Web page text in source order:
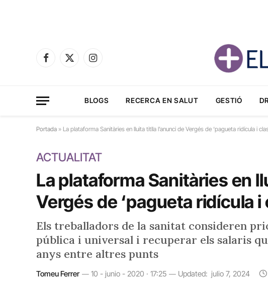
Facebook
X
Instagram
BLOGS RECERCA EN SALUT GESTIÓ
Portada » La plataforma Sanitàries en lluita titlla l’anunci de Vergés de ‘pagueta ridícula i
ACTUALITAT
La plataforma Sanitàries en
Vergés de ‘pagueta ridícula i
Els treballadors de la sanitat consideren
pública i universal i recuperar els salaris
anys entre altres punts
Tomeu Ferrer 10 - junio - 2020 · 17:25 Updated: julio 7, 2024